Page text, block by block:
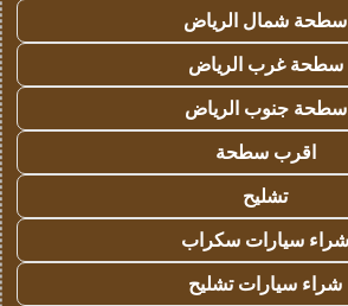
سطحة شمال الرياض
سطحة غرب الرياض
سطحة جنوب الرياض
اقرب سطحة
تشليح
شراء سيارات سكراب
شراء سيارات تشليح